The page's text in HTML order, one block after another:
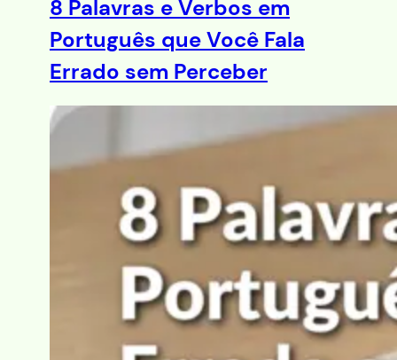
8 Palavras e Verbos em
Português que Você Fala
Errado sem Perceber